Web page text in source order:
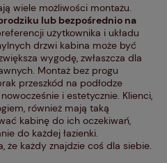
wiele możliwości montażu.
lub bezpośrednio na
użytkownika i układu
drzwi kabina może być
wygodę, zwłaszcza dla
Montaż bez progu
przeszkód na podłodze
i estetycznie. Klienci,
również mają taką
kabinę do ich oczekiwań,
do każdej łazienki.
że każdy znajdzie coś dla siebie.